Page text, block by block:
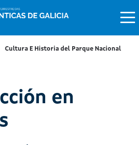
Cultura E Historia del Parque Nacional
en